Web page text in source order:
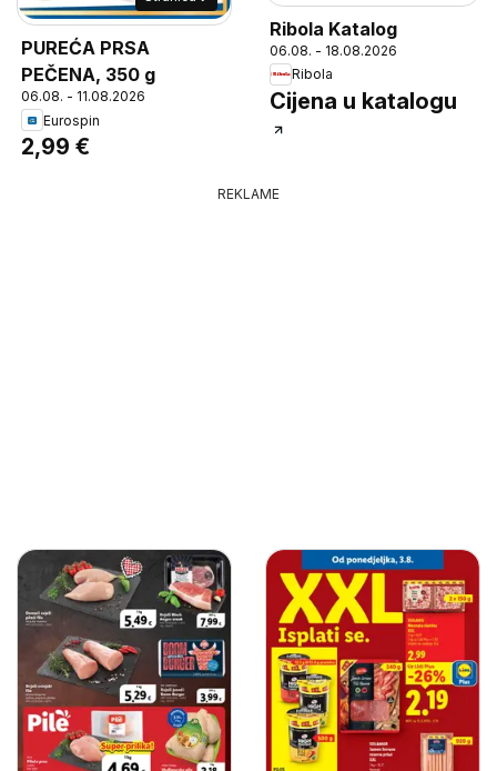
PUREĆA PRSA
PEČENA, 350 g
06.08. - 11.08.2026
Eurospin
2,99 €
Ribola Katalog
06.08. - 18.08.2026
Ribola
Cijena u katalogu
REKLAME